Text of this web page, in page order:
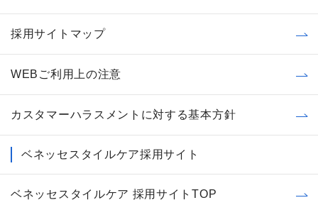
採用サイトマップ
WEBご利用上の注意
カスタマーハラスメントに対する基本方針
ベネッセスタイルケア採用サイト
ベネッセスタイルケア 採用サイトTOP